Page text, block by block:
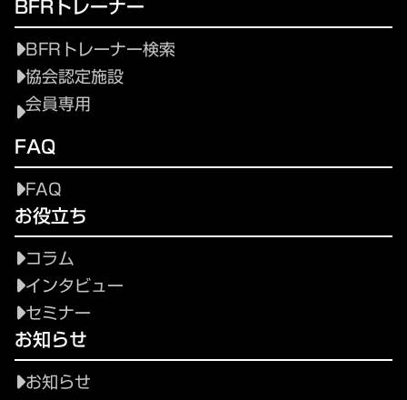
BFRトレーナー検索
協会認定施設
会員専用
FAQ
FAQ
お役立ち
コラム
インタビュー
セミナー
お知らせ
お知らせ